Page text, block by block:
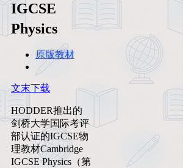
IGCSE
Physics
原版教材
文末下载
HODDER推出的
剑桥大学国际考评
部认证的IGCSE物
理教材Cambridge
IGCSE Physics（第